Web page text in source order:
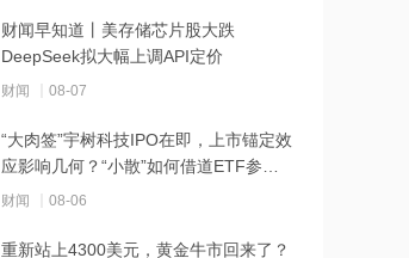
19:41
2026年度总票房破240亿
18:28
伊朗革命卫队：重开海峡需美国接受伊
财闻早知道丨美存储芯片股大跌
DeepSeek拟大幅上调API定价
财闻 08-07
“大肉签”宇树科技IPO在即，上市锚定效
应影响几何？“小散”如何借道ETF参
与？
财闻 08-06
重新站上4300美元，黄金牛市回来了？